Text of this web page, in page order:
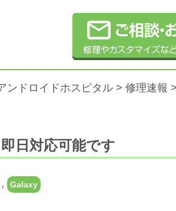
ンドロイドホスピタル > 修理速報 >
日対応可能です
, Galaxy